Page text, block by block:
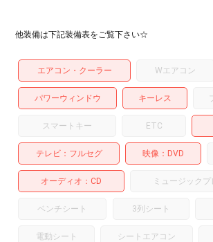
他装備は下記装備表をご覧下さい☆
エアコン・クーラー Wエアコン
パワーウィンドウ キーレス
スマートキー ETC
テレビ フルセグ 映像 DVD
オーディオ CD ミュージック
ベンチシート 3列シート
電動シート シートエアコン